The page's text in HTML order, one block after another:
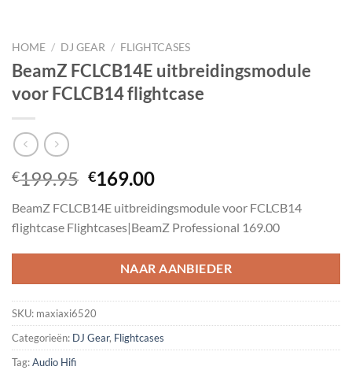
HOME / DJ GEAR / FLIGHTCASES
BeamZ FCLCB14E uitbreidingsmodule
voor FCLCB14 flightcase
€199.95 Oorspronkelijke
was:
€199.95.
€169.00Huidige
is:
€169.00.
BeamZ FCLCB14E uitbreidingsmodule voor FCLCB14
flightcase Flightcases|BeamZ Professional 169.00
NAAR AANBIEDER
SKU: maxiaxi6520
Categorieën: DJ Gear, Flightcases
Tag:Audio Hifi